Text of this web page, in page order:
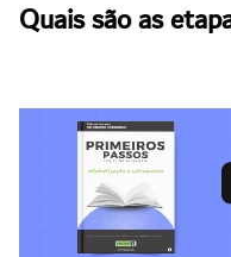
Quais são as